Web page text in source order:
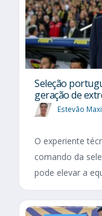
Seleção
geração de
Estevão
O experiente
comando da
pode elevar a